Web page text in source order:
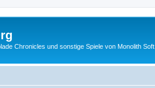
Chronicles und sonstige Spiele von Monolith Soft